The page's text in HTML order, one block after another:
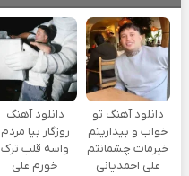
دانلود آهنگ تو
خواب و بیداریتم
خیرمات چشمانتم
علی احمدیانی
دانلود آهنگ
روزگار بیا مردم
واسه قلب ترک
خورم علی